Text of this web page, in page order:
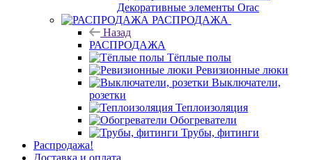
Декоративные элементы Orac
РАСПРОДАЖА
Назад
РАСПРОДАЖА
Тёплые полы
Ревизионные люки
Выключатели,
розетки
Теплоизоляция
Обогреватели
Трубы, фитинги
Распродажа!
Доставка и оплата